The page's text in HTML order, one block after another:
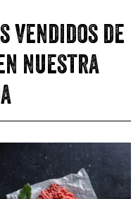
vendidos de
nuestra